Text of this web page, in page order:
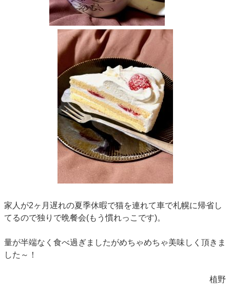
家人が2ヶ月遅れの夏季休暇で猫を連れて車で札幌に帰省し
てるので独りで晩餐会(もう慣れっこです)。
量が半端なく食べ過ぎましたがめちゃめちゃ美味しく頂きま
した～！
植野